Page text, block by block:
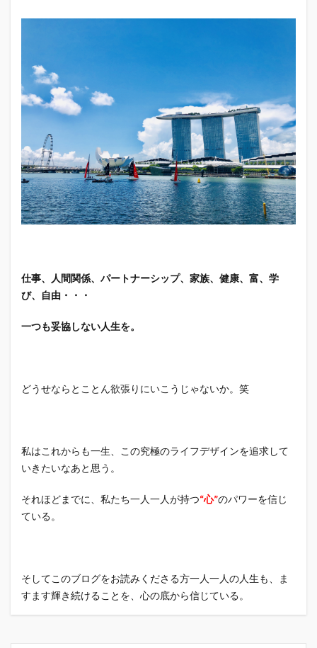
仕事、人間関係、パートナーシップ、家族、健康、富、学
び、自由・・・
一つも妥協しない人生を。
どうせならとことん欲張りにいこうじゃないか。笑
私はこれからも一生、この究極のライフデザインを追求して
いきたいなあと思う。
それほどまでに、私たち一人一人が持つ“心”のパワーを信じ
ている。
そしてこのブログをお読みくださる方一人一人の人生も、ま
すます輝き続けることを、心の底から信じている。